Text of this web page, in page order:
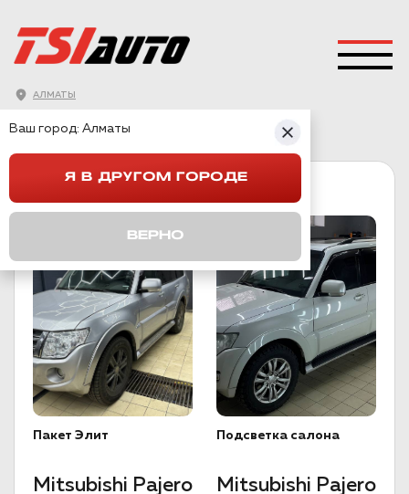
АЛМАТЫ
Пакет Элит
Mitsubishi Pajero
Подсветка салона
Mitsubishi Pajero
Ваш город: Алматы
Я В ДРУГОМ ГОРОДЕ
ВЕРНО